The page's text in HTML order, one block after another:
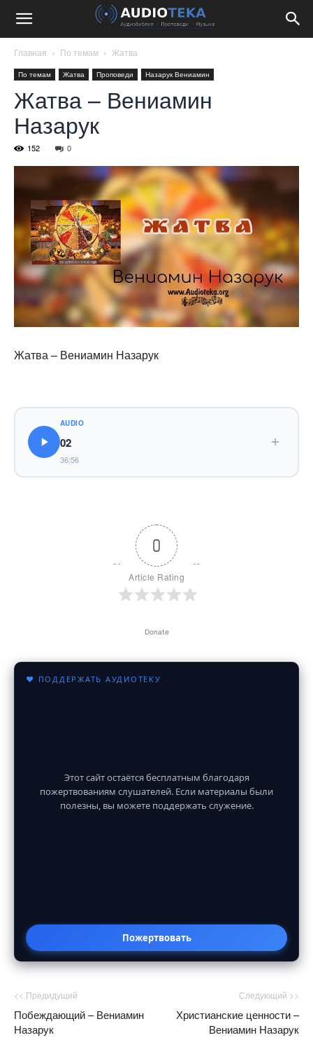
Главная По темам Жатва
По темам Жатва Проповеди Назарук Вениамин
Жатва – Вениамин
Назарук
152 0
Жатва – Вениамин Назарук
AUDIO
02
36:56
0
Article Rating
Donate
♥ ПОДДЕРЖАТЬ АУДИОТЕКУ
Этот сайт остаётся бесплатным благодаря
пожертвованиям слушателей. Если материалы были
полезны, вы можете поддержать служение.
Пожертвовать
<< Предидущий
Побеждающий – Вениамин
Назарук
Следующий >>
Христианские ценности –
Вениамин Назарук